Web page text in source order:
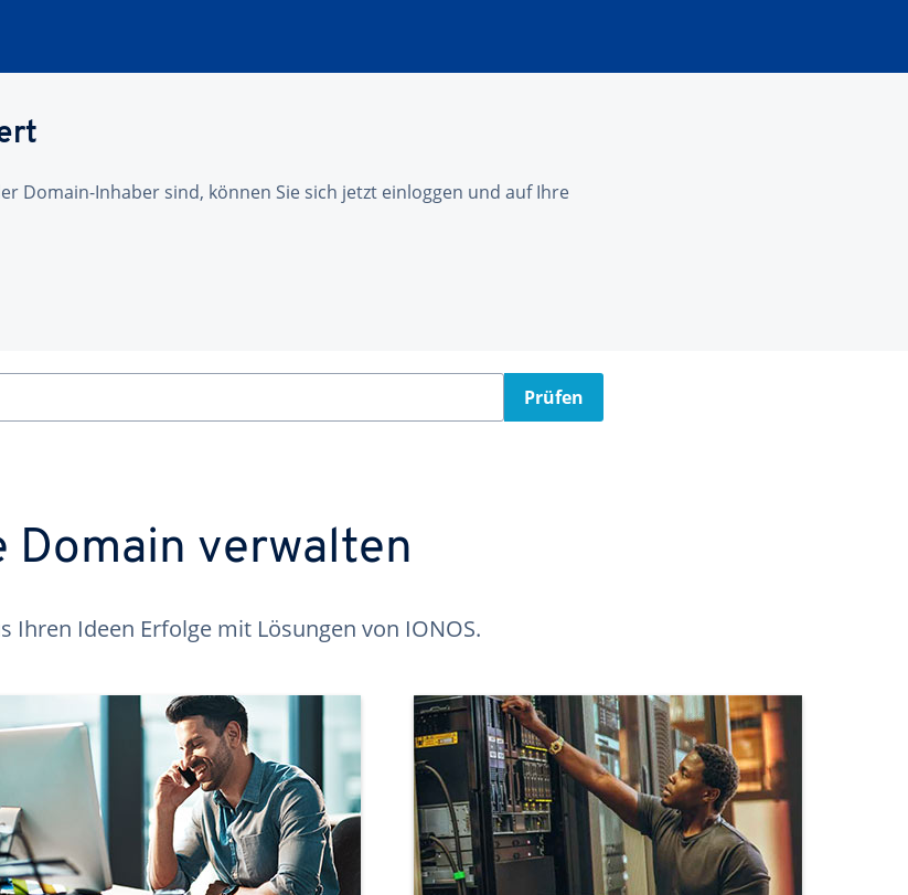
Domain-Inhaber sind, können Sie sich jetzt einloggen und auf Ihre
Prüfen
Domain verwalten
Ihren Ideen Erfolge mit Lösungen von IONOS.